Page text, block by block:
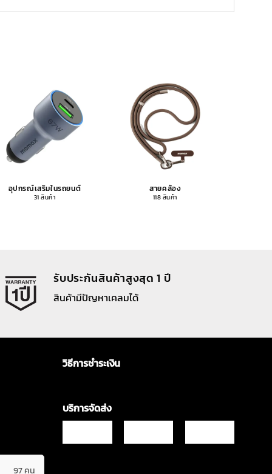
อุปกรณ์เสริมในรถยนต์
31 สินค้า
สายคล้อง
118 สินค้า
รับประกันสินค้าสูงสุด 1 ปี
สินค้ามีปัญหาเคลมได้
97 คน
วิธีการชำระเงิน
บริการจัดส่ง